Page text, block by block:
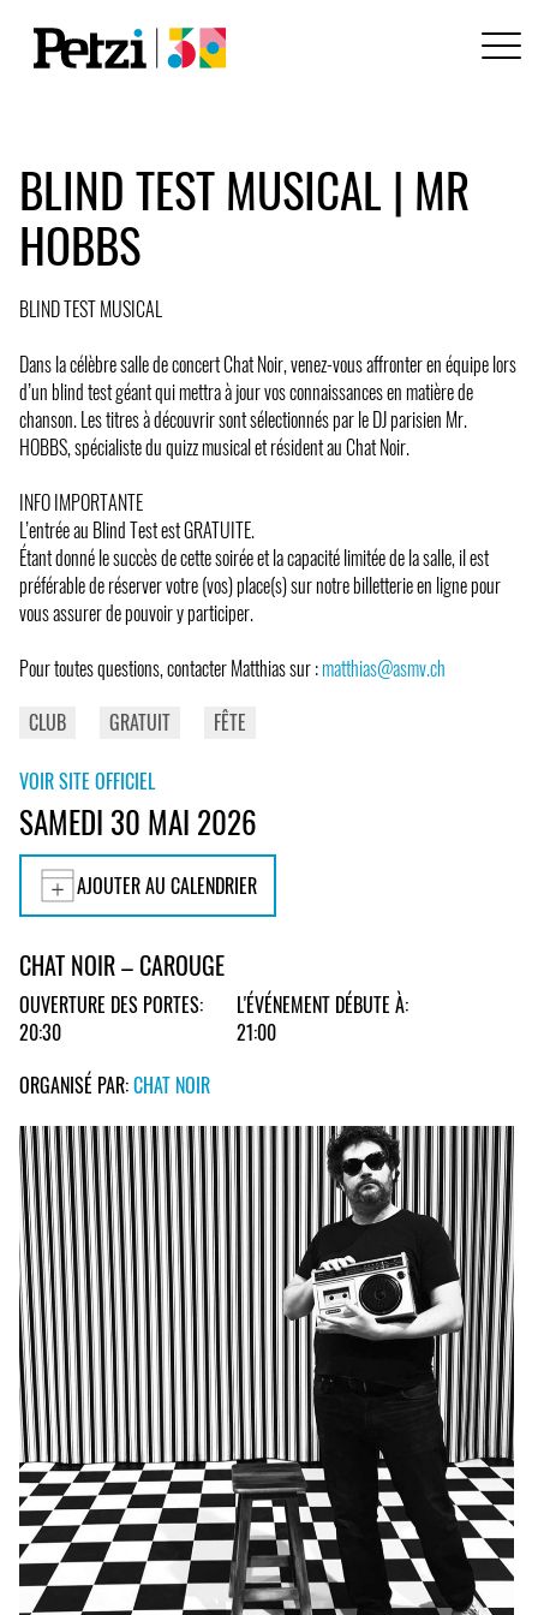
BLIND TEST MUSICAL | MR
HOBBS
BLIND TEST MUSICAL
Dans la célèbre salle de concert Chat Noir, venez-vous affronter en équipe lors
d’un blind test géant qui mettra à jour vos connaissances en matière de
chanson. Les titres à découvrir sont sélectionnés par le DJ parisien Mr.
HOBBS, spécialiste du quizz musical et résident au Chat Noir.
INFO IMPORTANTE
L’entrée au Blind Test est GRATUITE.
Étant donné le succès de cette soirée et la capacité limitée de la salle, il est
préférable de réserver votre (vos) place(s) sur notre billetterie en ligne pour
vous assurer de pouvoir y participer.
Pour toutes questions, contacter Matthias sur :matthias@asmv.ch
CLUB
GRATUIT FÊTE
VOIR SITE OFFICIEL
SAMEDI 30 MAI 2026
AJOUTER AU CALENDRIER
CHAT NOIR – CAROUGE
OUVERTURE DES PORTES:
20:30
L'ÉVÉNEMENT DÉBUTE À:
21:00
ORGANISÉ PAR:CHAT NOIR